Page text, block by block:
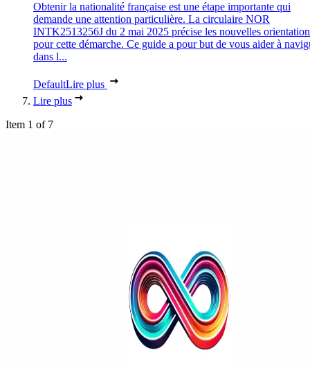
Obtenir la nationalité française est une étape importante qui
demande une attention particulière. La circulaire NOR
INTK2513256J du 2 mai 2025 précise les nouvelles
pour cette démarche. Ce guide a pour but de vous aider à
dans l...
DefaultLire plus
Lire plus
Item 1 of 7